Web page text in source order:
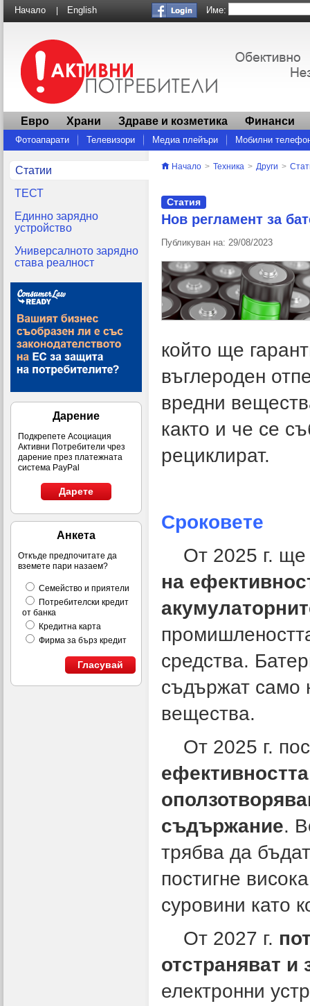
Начало English Име:
Евро Храни Здраве и козметика Финанси
Фотоапарати Телевизори Медиа плейъри
Мобилни
Статии
ТЕСТ
Единно зарядно
устройство
Универсалното зарядно
става реалност
Дарение
Подкрепете Асоциация
Активни Потребители чрез
дарение през платежната
система PayPal
Дарете
Анкета
Откъде предпочитате да
вземете пари назаем?
Семейство и приятели
Потребителски кредит
от банка
Кредитна карта
Фирма за бърз кредит
Гласувай
Начало > Техника > Други >
Статия
Нов регламент за
Публикуван на: 29/08/2023
който ще
въглероден
вредни
както и че се
рециклират.
Сроковете
От 2025 г. ще
на
средства.
съдържат само
вещества.
От 2025 г.
съдържание.
трябва да
постигне
суровини като
От 2027 г.
отстраняват и
електронни